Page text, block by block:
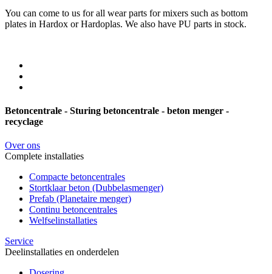
You can come to us for all wear parts for mixers such as bottom
plates in Hardox or Hardoplas. We also have PU parts in stock.
Betoncentrale - Sturing betoncentrale - beton menger -
recyclage
Over ons
Complete installaties
Compacte betoncentrales
Stortklaar beton (Dubbelasmenger)
Prefab (Planetaire menger)
Continu betoncentrales
Welfselinstallaties
Service
Deelinstallaties en onderdelen